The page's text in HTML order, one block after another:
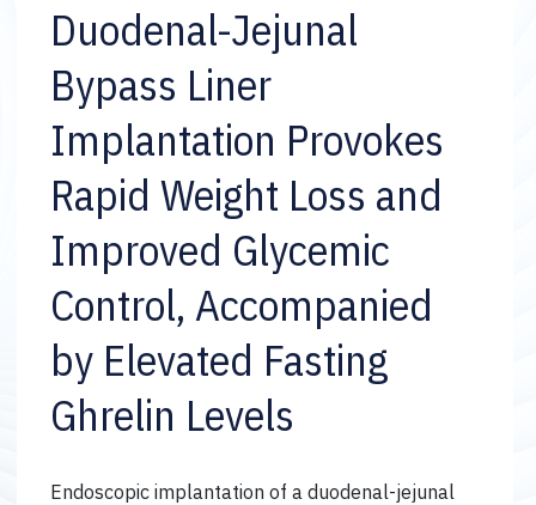
Duodenal-Jejunal
Bypass Liner
Implantation Provokes
Rapid Weight Loss and
Improved Glycemic
Control, Accompanied
by Elevated Fasting
Ghrelin Levels
Endoscopic implantation of a duodenal-jejunal